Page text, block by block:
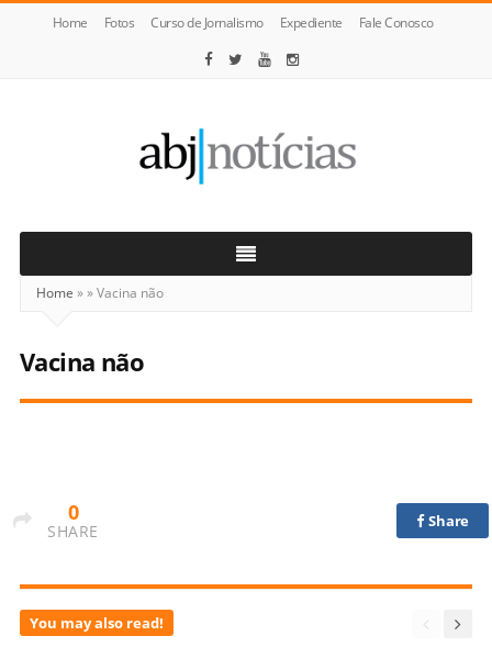
Home Fotos Curso de Jornalismo Expediente Fale Conosco
Notícias
Home »»Vacina não
Vacina não
0
SHARE
Share
You may also read!